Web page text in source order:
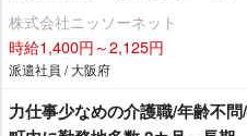
株式会社ニッソーネット
時給1,400円～2,125円
派遣社員 / 大阪府
力仕事少なめの介護職/年齢不